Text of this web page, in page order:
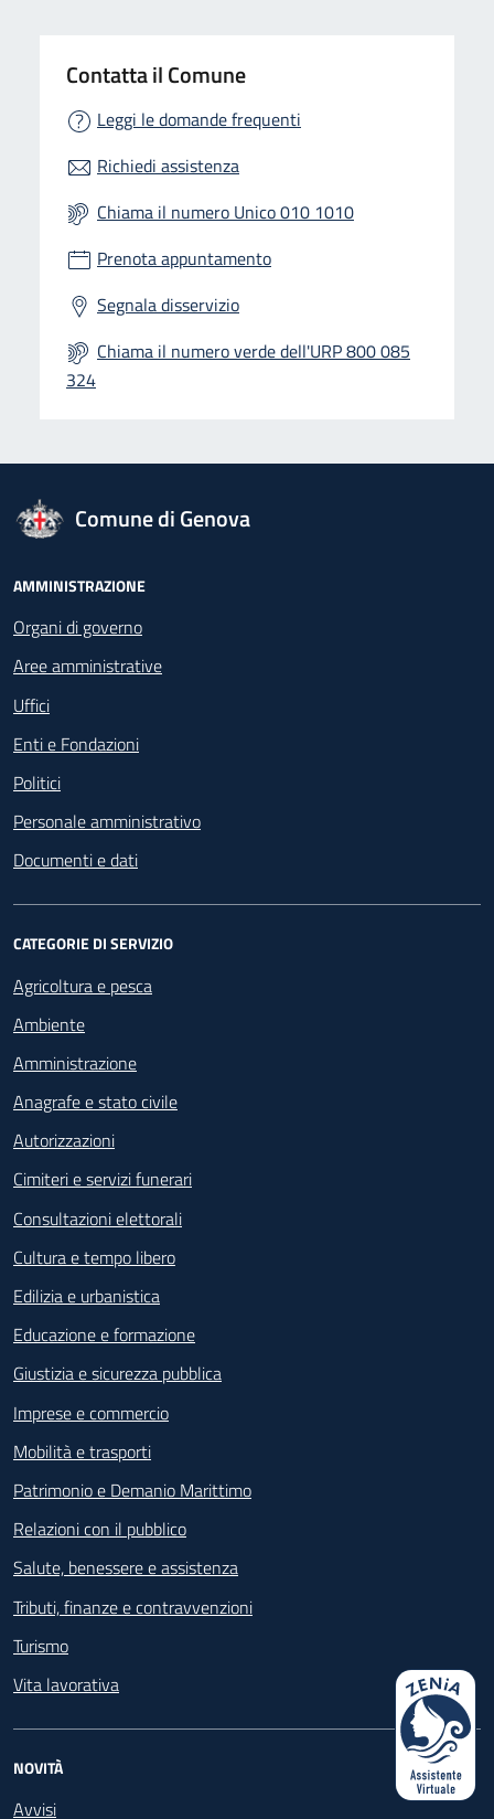
Contatta il Comune
Leggi le domande frequenti
Richiedi assistenza
Chiama il numero Unico 010 1010
Prenota appuntamento
Segnala disservizio
Chiama il numero verde dell'URP 800 085
324
logo Unione Europea
Comune di Genova
Footer - Navigazione
AMMINISTRAZIONE
Organi di governo
Aree amministrative
Uffici
Enti e Fondazioni
Politici
Personale amministrativo
Documenti e dati
CATEGORIE DI SERVIZIO
Agricoltura e pesca
Ambiente
Amministrazione
Anagrafe e stato civile
Autorizzazioni
Cimiteri e servizi funerari
Consultazioni elettorali
Cultura e tempo libero
Edilizia e urbanistica
Educazione e formazione
Giustizia e sicurezza pubblica
Imprese e commercio
Mobilità e trasporti
Patrimonio e Demanio Marittimo
Relazioni con il pubblico
Salute, benessere e assistenza
Tributi, finanze e contravvenzioni
Turismo
Vita lavorativa
NOVITÀ
Avvisi